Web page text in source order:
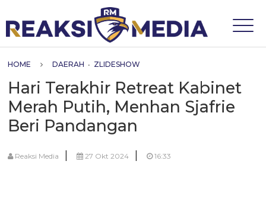
HOME DAERAH • ZLIDESHOW
Hari Terakhir Retreat Kabinet
Merah Putih, Menhan Sjafrie
Beri Pandangan
Reaksi Media | 27 Okt 2024 | 16:33